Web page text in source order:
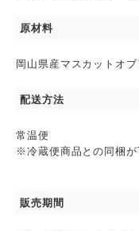
原材料
岡山県産マスカットオ
配送方法
常温便
※冷蔵便商品との同梱が
販売期間